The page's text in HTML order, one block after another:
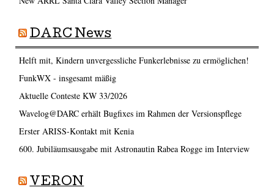
DARC News
Helft mit, Kindern unvergessliche Funkerlebnisse zu ermöglichen!
FunkWX - insgesamt mäßig
Aktuelle Conteste KW 33/2026
Wavelog@DARC erhält Bugfixes im Rahmen der Versionspflege
Erster ARISS-Kontakt mit Kenia
600. Jubiläumsausgabe mit Astronautin Rabea Rogge im Interview
VERON